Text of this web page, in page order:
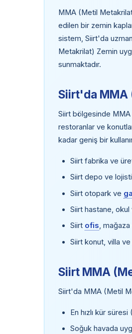
MMA (Metil
edilen bir zemin
sistem, Siirt'da
Metakrilat) Zemin
sunmaktadır.
Siirt'da MMA
Siirt bölgesinde
restoranlar ve
kadar geniş bir
Siirt fabrika ve
Siirt depo ve
Siirt otopark ve
Siirt hastane, okul
Siirt ofis,
Siirt konut, villa
Siirt MMA
Siirt'da MMA (Metil
En hızlı kür süresi
Soğuk havada